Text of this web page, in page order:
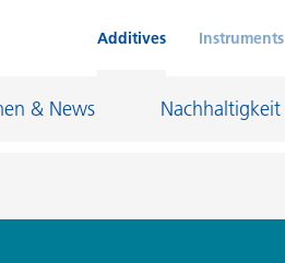
Additives Instruments
& News Nachhaltigkeit